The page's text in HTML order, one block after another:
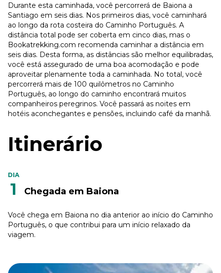
Durante esta caminhada, você percorrerá de Baiona a
Santiago em seis dias. Nos primeiros dias, você caminhará
ao longo da rota costeira do Caminho Português. A
distância total pode ser coberta em cinco dias, mas o
Bookatrekking.com recomenda caminhar a distância em
seis dias. Desta forma, as distâncias são melhor equilibradas,
você está assegurado de uma boa acomodação e pode
aproveitar plenamente toda a caminhada. No total, você
percorrerá mais de 100 quilômetros no Caminho
Português, ao longo do caminho encontrará muitos
companheiros peregrinos. Você passará as noites em
hotéis aconchegantes e pensões, incluindo café da manhã.
Itinerário
DIA
1 Chegada em Baiona
Você chega em Baiona no dia anterior ao início do Caminho
Português, o que contribui para um início relaxado da
viagem.